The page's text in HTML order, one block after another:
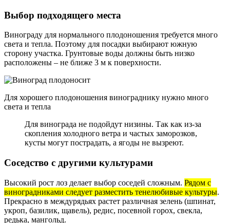
Выбор подходящего места
Винограду для нормального плодоношения требуется много
света и тепла. Поэтому для посадки выбирают южную
сторону участка. Грунтовые воды должны быть низко
расположены – не ближе 3 м к поверхности.
Для хорошего плодоношения винограднику нужно много
света и тепла
Для винограда не подойдут низины. Так как из-за
скопления холодного ветра и частых заморозков,
кусты могут пострадать, а ягоды не вызреют.
Соседство с другими культурами
Высокий рост лоз делает выбор соседей сложным. Рядом с
виноградниками следует разместить тенелюбивые культуры.
Прекрасно в междурядьях растет различная зелень (шпинат,
укроп, базилик, щавель), редис, посевной горох, свекла,
редька, мангольд.